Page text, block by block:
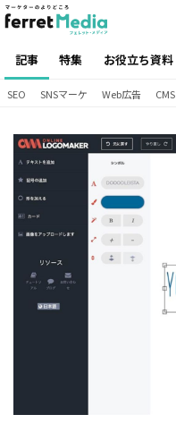
記事 特集 お役立ち資料
SEO SNSマーケ Web広告 CMS